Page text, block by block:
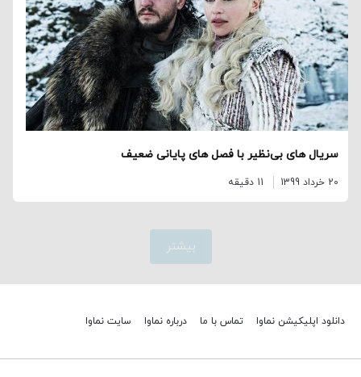
سریال های بی‌نظیر با فصل های پایانی ضعیف
20 خرداد 1399 11 دقیقه
بیشتر
دانلود اپلیکیشن نماوا تماس با ما درباره نماوا سایت نماوا